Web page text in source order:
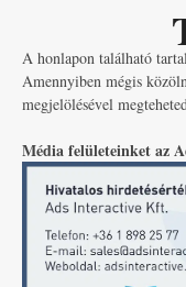
A honlapon található
Amennyiben mégis
megjelölésével
Média felületeinket az